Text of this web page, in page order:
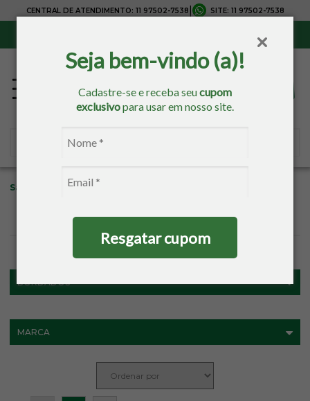
Seja bem-vindo (a)!
Cadastre-se e receba seucupom
exclusivopara usar em nosso site.
Resgatar cupom
CENTRAL DE ATENDIMENTO: 11 97502-7538 SITE: 11 97502-7538
Sacaria Bordados
FILTROS
MARCA
BORDADOS